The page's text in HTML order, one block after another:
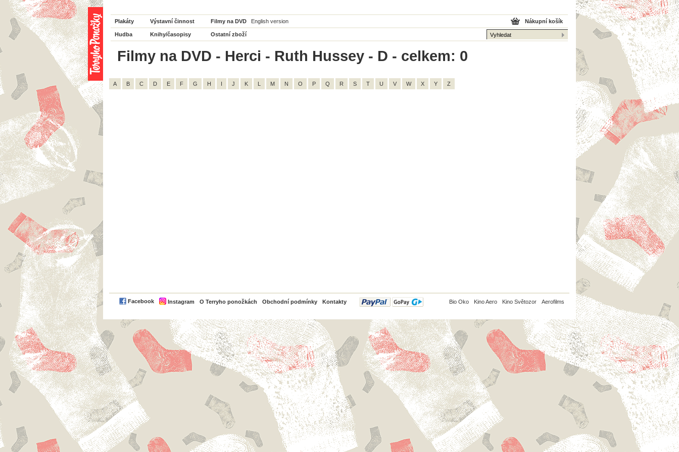
Plakáty Výstavní činnost Filmy na DVD English version
Hudba Knihy/časopisy Ostatní zboží
Nákupní košík
Filmy na DVD - Herci - Ruth Hussey - D - celkem: 0
A B C D E F G H I J K L M N O P Q R S T U V W X Y Z
Facebook Instagram O Terryho ponožkách Obchodní podmínky Kontakty
PayPal Bio Oko Kino Aero Kino Světozor Aerofilms